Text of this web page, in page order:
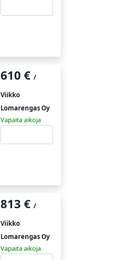
610 €/
Viikko
Lomarengas Oy
Vapaita aikoja
813 €/
Viikko
Lomarengas Oy
Vapaita aikoja